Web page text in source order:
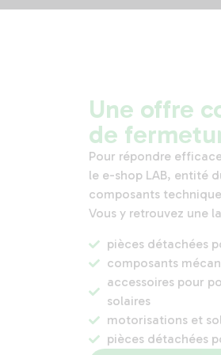
Une offre
de
Pour répondre
le e-shop LAB, entité
composants
Vous y retrouvez une
pièces détachées
composants
accessoires pour
solaires
motorisations et
pièces détachées